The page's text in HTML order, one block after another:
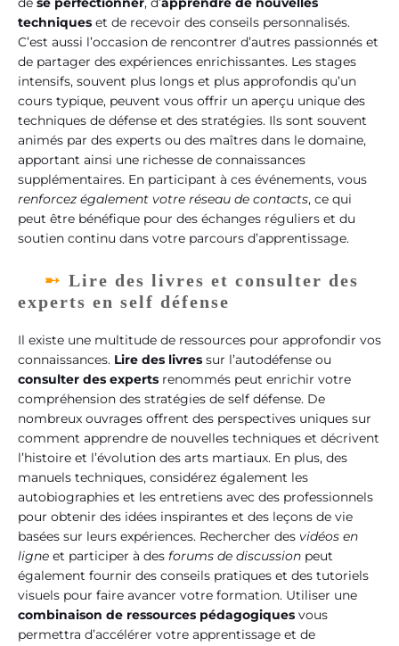
techniques et de recevoir des conseils personnalisés.
C’est aussi l’occasion de rencontrer d’autres passionnés et
de partager des expériences enrichissantes. Les stages
intensifs, souvent plus longs et plus approfondis qu’un
cours typique, peuvent vous offrir un aperçu unique des
techniques de défense et des stratégies. Ils sont souvent
animés par des experts ou des maîtres dans le domaine,
apportant ainsi une richesse de connaissances
supplémentaires. En participant à ces événements, vous
renforcez également votre réseau de contacts, ce qui
peut être bénéfique pour des échanges réguliers et du
soutien continu dans votre parcours d’apprentissage.
Lire des livres et consulter des
experts en self défense
Il existe une multitude de ressources pour approfondir vos
connaissances. Lire des livres sur l’autodéfense ou
consulter des experts renommés peut enrichir votre
compréhension des stratégies de self défense. De
nombreux ouvrages offrent des perspectives uniques sur
comment apprendre de nouvelles techniques et décrivent
l’histoire et l’évolution des arts martiaux. En plus, des
manuels techniques, considérez également les
autobiographies et les entretiens avec des professionnels
pour obtenir des idées inspirantes et des leçons de vie
basées sur leurs expériences. Rechercher des vidéos en
ligne et participer à des forums de discussion peut
également fournir des conseils pratiques et des tutoriels
visuels pour faire avancer votre formation. Utiliser une
combinaison de ressources pédagogiques vous
permettra d’accélérer votre apprentissage et de